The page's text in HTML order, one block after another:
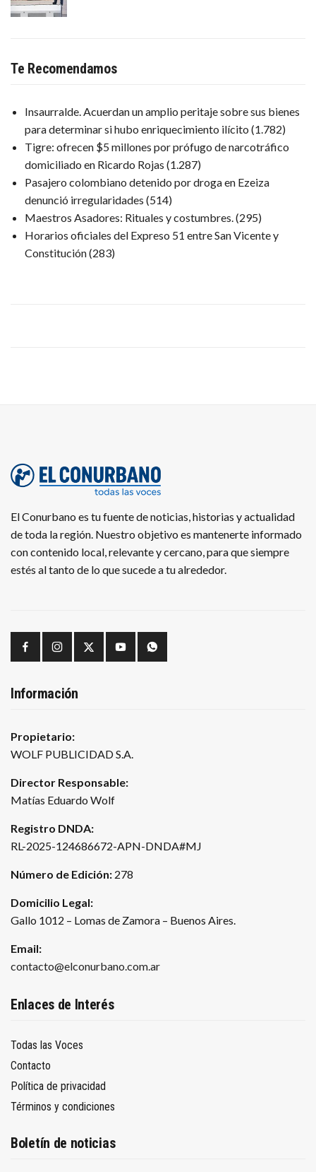
Te Recomendamos
Insaurralde. Acuerdan un amplio peritaje sobre sus bienes
para determinar si hubo enriquecimiento ilícito (1.782)
Tigre: ofrecen $5 millones por prófugo de narcotráfico
domiciliado en Ricardo Rojas (1.287)
Pasajero colombiano detenido por droga en Ezeiza
denunció irregularidades (514)
Maestros Asadores: Rituales y costumbres.(295)
Horarios oficiales del Expreso 51 entre San Vicente y
Constitución(283)
El Conurbano es tu fuente de noticias, historias y actualidad
de toda la región. Nuestro objetivo es mantenerte informado
con contenido local, relevante y cercano, para que siempre
estés al tanto de lo que sucede a tu alrededor.
Información
Propietario:
WOLF PUBLICIDAD S.A.
Director Responsable:
Matías Eduardo Wolf
Registro DNDA:
RL-2025-124686672-APN-DNDA#MJ
Número de Edición: 278
Domicilio Legal:
Gallo 1012 – Lomas de Zamora – Buenos Aires.
Email:
contacto@elconurbano.com.ar
Enlaces de Interés
Todas las Voces
Contacto
Política de privacidad
Términos y condiciones
Boletín de noticias